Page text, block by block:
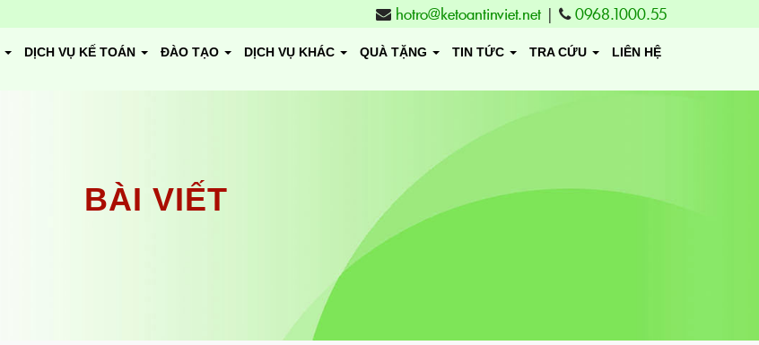
hotro@ketoantinviet.net | 0968.1000.55
DỊCH VỤ KẾ TOÁN ĐÀO TẠO DỊCH VỤ KHÁC QUÀ TẶNG TIN TỨC TRA CỨU LIÊN HỆ
BÀI VIẾT